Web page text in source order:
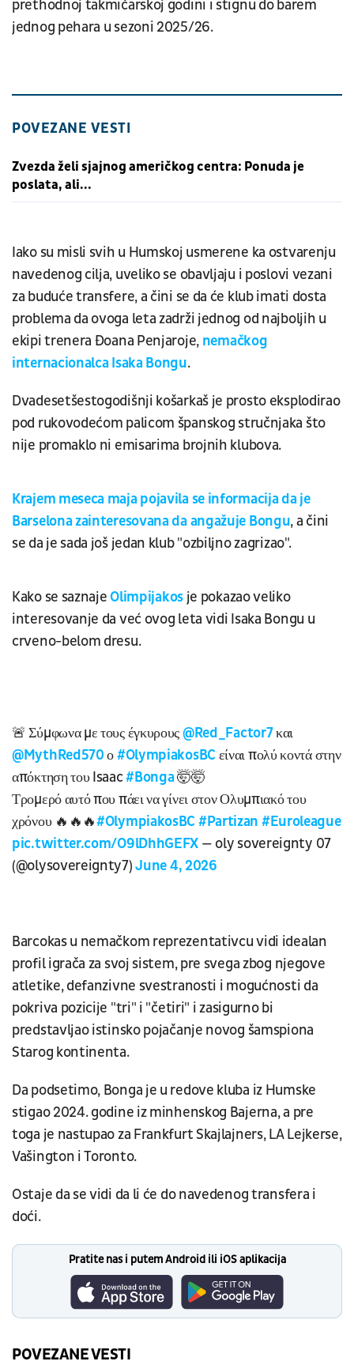
prethodnoj takmičarskoj godini i stignu do barem
jednog pehara u sezoni 2025/26.
POVEZANE VESTI
Zvezda želi sjajnog američkog centra: Ponuda je
poslata, ali...
Iako su misli svih u Humskoj usmerene ka ostvarenju
navedenog cilja, uveliko se obavljaju i poslovi vezani
za buduće transfere, a čini se da će klub imati dosta
problema da ovoga leta zadrži jednog od najboljih u
ekipi trenera Đoana Penjaroje, nemačkog
internacionalca Isaka Bongu.
Dvadesetšestogodišnji košarkaš je prosto eksplodirao
pod rukovodećom palicom španskog stručnjaka što
nije promaklo ni emisarima brojnih klubova.
Krajem meseca maja pojavila se informacija da je
Barselona zainteresovana da angažuje Bongu, a čini
se da je sada još jedan klub "ozbiljno zagrizao".
Kako se saznajeOlimpijakosje pokazao veliko
interesovanje da već ovog leta vidi Isaka Bongu u
crveno-belom dresu.
🚨 Σύμφωνα με τους έγκυρους@Red_Factor7και
@MythRed570ο#OlympiakosBC είναι πολύ κοντά στην
απόκτηση του Isaac#Bonga🤯🤯
Τρομερό αυτό που πάει να γίνει στον Ολυμπιακό του
χρόνου 🔥🔥🔥#OlympiakosBC #Partizan #Euroleague
pic.twitter.com/O9lDhhGEFX — oly sovereignty 07
(@olysovereignty7)June 4, 2026
Barcokas u nemačkom reprezentativcu vidi idealan
profil igrača za svoj sistem, pre svega zbog njegove
atletike, defanzivne svestranosti i mogućnosti da
pokriva pozicije "tri" i "četiri" i zasigurno bi
predstavljao istinsko pojačanje novog šamspiona
Starog kontinenta.
Da podsetimo, Bonga je u redove kluba iz Humske
stigao 2024. godine iz minhenskog Bajerna, a pre
toga je nastupao za Frankfurt Skajlajners, LA Lejkerse,
Vašington i Toronto.
Ostaje da se vidi da li će do navedenog transfera i
doći.
Pratite nas i putem Android ili iOS aplikacija
POVEZANE VESTI